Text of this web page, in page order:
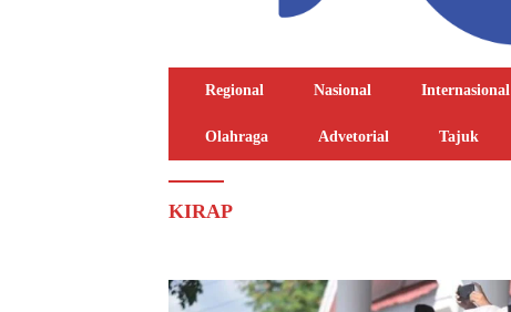
Regional Nasional Internasional
Olahraga Advetorial Tajuk
KIRAP